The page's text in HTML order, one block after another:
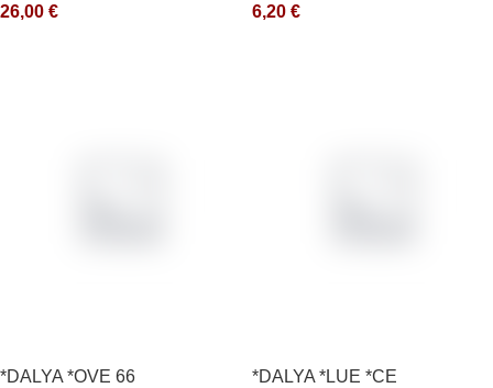
26,00 €
6,20 €
*DALYA *OVE 66 *DALYA *LUE *CE